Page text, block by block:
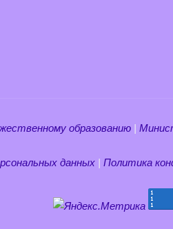
образованию|
данных | Политика